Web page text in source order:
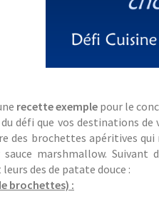
recette exemple pour le
défi que vos destinations
des brochettes apéritives
marshmallow.
des de patate douce :
brochettes) :